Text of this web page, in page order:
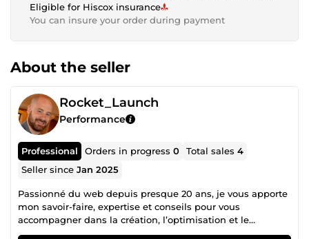
Eligible for Hiscox insurance
You can insure your order during payment
About the seller
Rocket_Launch
Performance
Professional Orders in progress0 Total sales4
Seller sinceJan 2025
Passionné du web depuis presque 20 ans, je vous apporte
mon savoir-faire, expertise et conseils pour vous
accompagner dans la création, l’optimisation et le
développement de votre présence en ligne. Avec un focus